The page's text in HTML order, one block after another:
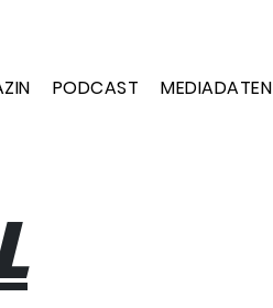
PODCAST MEDIADATEN